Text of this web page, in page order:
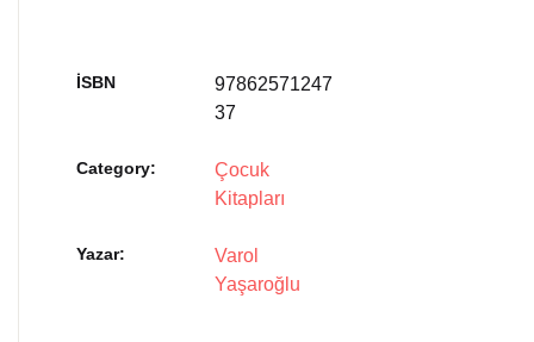
İSBN
97862571247
37
Category:
Çocuk
Kitapları
Yazar
Varol
Yaşaroğlu